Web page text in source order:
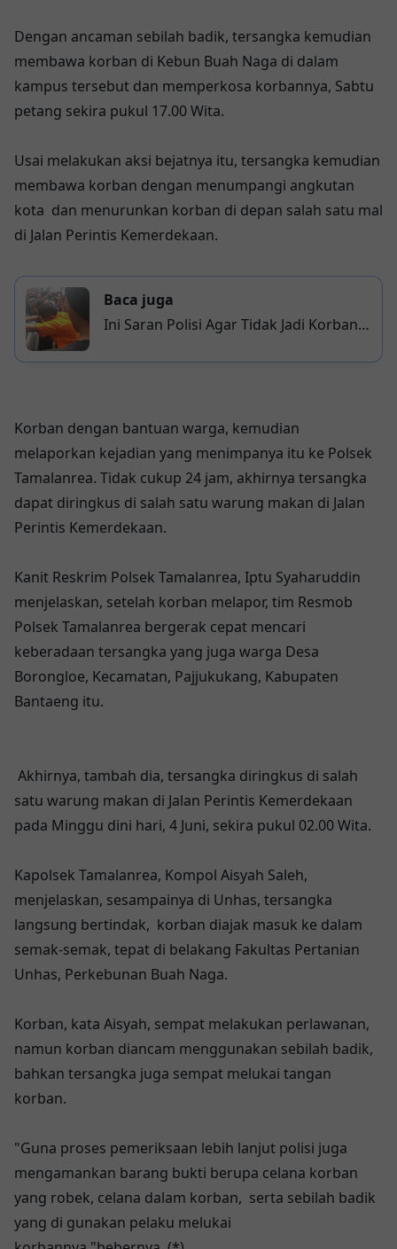
Dengan ancaman sebilah badik, tersangka kemudian
membawa korban di Kebun Buah Naga di dalam
kampus tersebut dan memperkosa korbannya, Sabtu
petang sekira pukul 17.00 Wita.
Usai melakukan aksi bejatnya itu, tersangka kemudian
membawa korban dengan menumpangi angkutan
kota dan menurunkan korban di depan salah satu mal
di Jalan Perintis Kemerdekaan.
Baca juga
Ini Saran Polisi Agar Tidak Jadi Korban
Korban dengan bantuan warga, kemudian
melaporkan kejadian yang menimpanya itu ke Polsek
Tamalanrea. Tidak cukup 24 jam, akhirnya tersangka
dapat diringkus di salah satu warung makan di Jalan
Perintis Kemerdekaan.
Kanit Reskrim Polsek Tamalanrea, Iptu Syaharuddin
menjelaskan, setelah korban melapor, tim Resmob
Polsek Tamalanrea bergerak cepat mencari
keberadaan tersangka yang juga warga Desa
Borongloe, Kecamatan, Pajjukukang, Kabupaten
Bantaeng itu.
Akhirnya, tambah dia, tersangka diringkus di salah
satu warung makan di Jalan Perintis Kemerdekaan
pada Minggu dini hari, 4 Juni, sekira pukul 02.00 Wita.
Kapolsek Tamalanrea, Kompol Aisyah Saleh,
menjelaskan, sesampainya di Unhas, tersangka
langsung bertindak, korban diajak masuk ke dalam
semak-semak, tepat di belakang Fakultas Pertanian
Unhas, Perkebunan Buah Naga.
Korban, kata Aisyah, sempat melakukan perlawanan,
namun korban diancam menggunakan sebilah badik,
bahkan tersangka juga sempat melukai tangan
korban.
"Guna proses pemeriksaan lebih lanjut polisi juga
mengamankan barang bukti berupa celana korban
yang robek, celana dalam korban, serta sebilah badik
yang di gunakan pelaku melukai